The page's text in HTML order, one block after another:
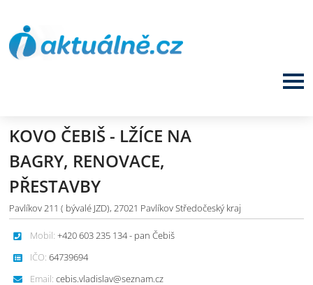
KOVO ČEBIŠ - LŽÍCE NA
BAGRY, RENOVACE,
PŘESTAVBY
Pavlíkov 211 ( bývalé JZD), 27021 Pavlíkov Středočeský kraj
Mobil: +420 603 235 134 - pan Čebiš
IČO: 64739694
Email: cebis.vladislav@seznam.cz